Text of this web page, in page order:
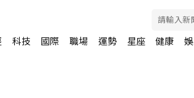
科技 國際 職場 運勢 星座 健康